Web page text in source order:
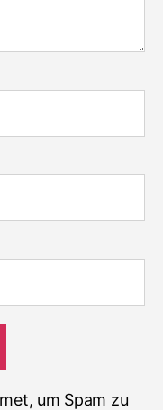
um Spam zu